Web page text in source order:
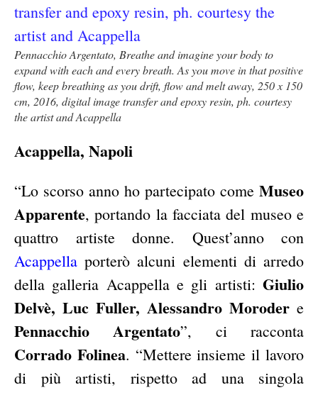
Pennacchio Argentato, Breathe and imagine your body to
expand with each and every breath. As you move in that positive
flow, keep breathing as you drift, flow and melt away, 250 x 150
cm, 2016, digital image transfer and epoxy resin, ph. courtesy
the artist and Acappella
Acappella, Napoli
“Lo scorso anno ho partecipato come Museo
Apparente, portando la facciata del museo e
quattro artiste donne. Quest’anno con
Acappella porterò alcuni elementi di arredo
della galleria Acappella e gli artisti: Giulio
Delvè, Luc Fuller, Alessandro Moroder e
Pennacchio Argentato”, ci racconta
Corrado Folinea. “Mettere insieme il lavoro
di più artisti, rispetto ad una singola